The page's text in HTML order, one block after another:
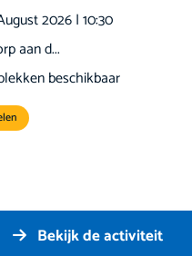
2026 | 10:30
aan d...
beschikbaar
Bekijk de activiteit